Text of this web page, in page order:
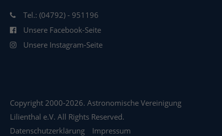
Tel.: (04792) - 951196
Unsere Facebook-Seite
Unsere Instagram-Seite
Copyright 2000-2026. Astronomische Vereinigung
Lilienthal e.V. All Rights Reserved.
Datenschutzerklärung
Impressum